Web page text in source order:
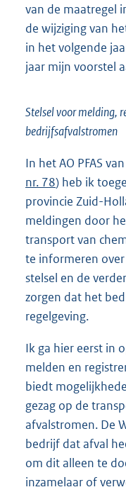
van de maatregel
de wijziging van
in het volgende
jaar mijn voorstel
Stelsel voor melding,
bedrijfsafvalstromen
In het AO PFAS
nr. 78) heb ik
provincie Zuid-
meldingen door
transport van
te informeren
stelsel en de
zorgen dat het
regelgeving.
Ik ga hier eerst in
melden en
biedt
gezag op de
afvalstromen. De
bedrijf dat afval
om dit alleen te
inzamelaar of